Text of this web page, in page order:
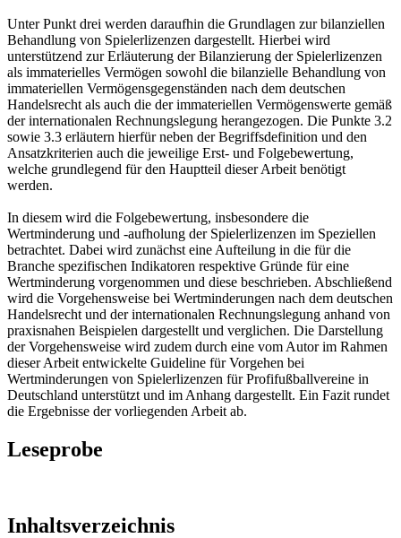
Unter Punkt drei werden daraufhin die Grundlagen zur bilanziellen
Behandlung von Spielerlizenzen dargestellt. Hierbei wird
unterstützend zur Erläuterung der Bilanzierung der Spielerlizenzen
als immaterielles Vermögen sowohl die bilanzielle Behandlung von
immateriellen Vermögensgegenständen nach dem deutschen
Handelsrecht als auch die der immateriellen Vermögenswerte gemäß
der internationalen Rechnungslegung herangezogen. Die Punkte 3.2
sowie 3.3 erläutern hierfür neben der Begriffsdefinition und den
Ansatzkriterien auch die jeweilige Erst- und Folgebewertung,
welche grundlegend für den Hauptteil dieser Arbeit benötigt
werden.
In diesem wird die Folgebewertung, insbesondere die
Wertminderung und -aufholung der Spielerlizenzen im Speziellen
betrachtet. Dabei wird zunächst eine Aufteilung in die für die
Branche spezifischen Indikatoren respektive Gründe für eine
Wertminderung vorgenommen und diese beschrieben. Abschließend
wird die Vorgehensweise bei Wertminderungen nach dem deutschen
Handelsrecht und der internationalen Rechnungslegung anhand von
praxisnahen Beispielen dargestellt und verglichen. Die Darstellung
der Vorgehensweise wird zudem durch eine vom Autor im Rahmen
dieser Arbeit entwickelte Guideline für Vorgehen bei
Wertminderungen von Spielerlizenzen für Profifußballvereine in
Deutschland unterstützt und im Anhang dargestellt. Ein Fazit rundet
die Ergebnisse der vorliegenden Arbeit ab.
Leseprobe
Inhaltsverzeichnis